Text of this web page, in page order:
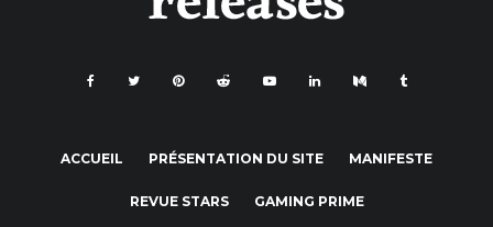
ACCUEIL PRÉSENTATION DU SITE MANIFESTE
REVUE STARS GAMING PRIME